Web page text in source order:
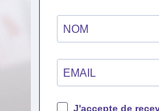
J'accepte de